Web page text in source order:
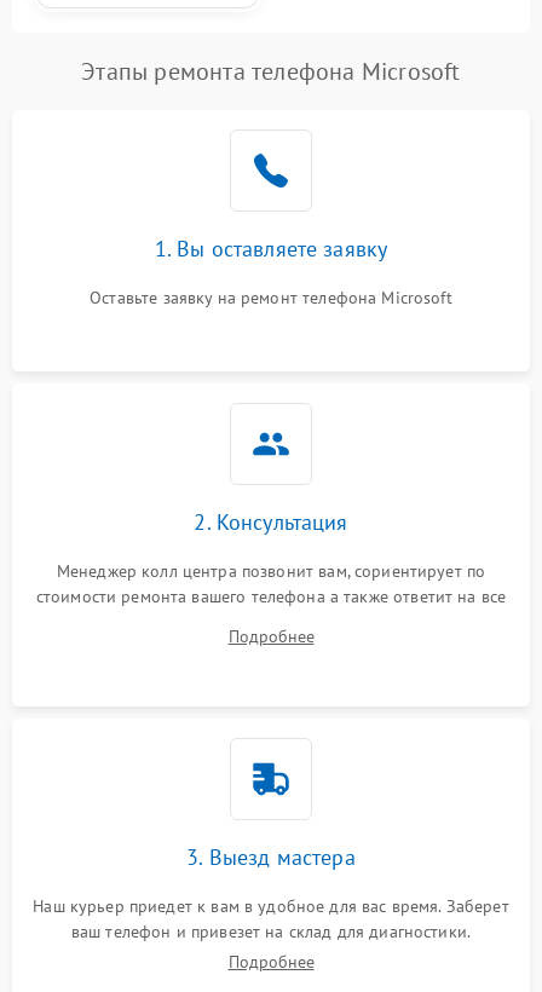
Этапы ремонта телефона Microsoft
1. Вы оставляете заявку
Оставьте заявку на ремонт телефона Microsoft
2. Консультация
Менеджер колл центра позвонит вам, сориентирует по
стоимости ремонта вашего телефона а также ответит на все
Подробнее
3. Выезд мастера
Наш курьер приедет к вам в удобное для вас время. Заберет
ваш телефон и привезет на склад для диагностики.
Подробнее